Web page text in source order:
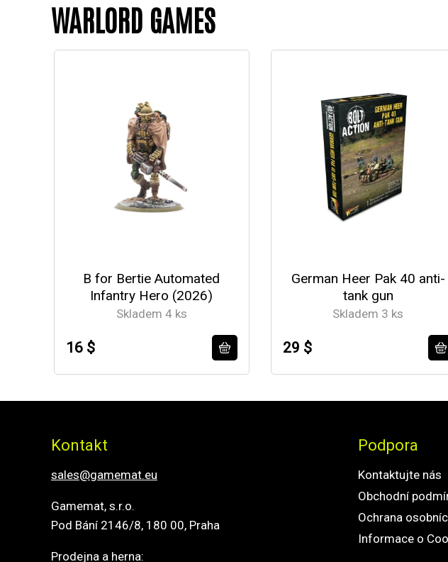
WARLORD GAMES
B for Bertie Automated
Infantry Hero (2026)
Skladem 4 ks
16 $
German Heer Pak 40 anti-
tank gun
Skladem 3 ks
29 $
Kontakt
sales@gamemat.eu
Gamemat, s.r.o.
Pod Bání 2146/8, 180 00, Praha
Prodejna a herna:
Podpora
Kontaktujte nás
Obchodní
Ochrana
Informace o